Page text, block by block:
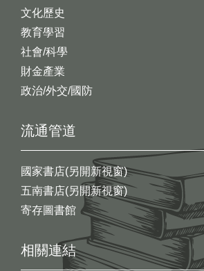
文化歷史
教育學習
社會/科學
財金產業
政治/外交/國防
流通管道
國家書店(另開新視窗)
五南書店(另開新視窗)
寄存圖書館
相關連結